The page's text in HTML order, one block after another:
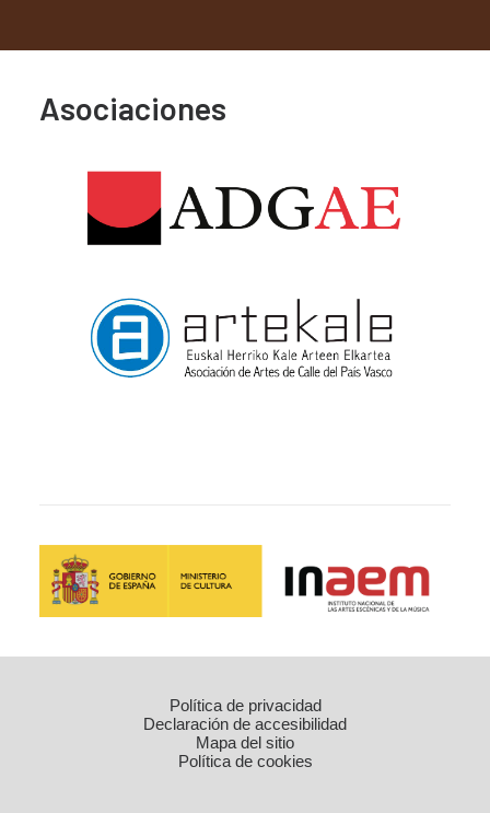
Asociaciones
Política de privacidad
Declaración de accesibilidad
Mapa del sitio
Política de cookies